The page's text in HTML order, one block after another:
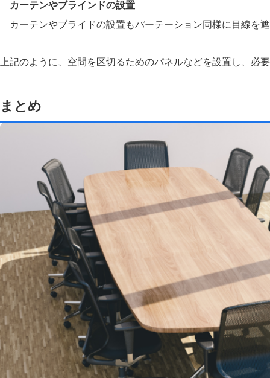
カーテンやブラインドの設置
カーテンやブライドの設置もパーテーション同様に目線を
上記のように、空間を区切るためのパネルなどを設置し、必
まとめ